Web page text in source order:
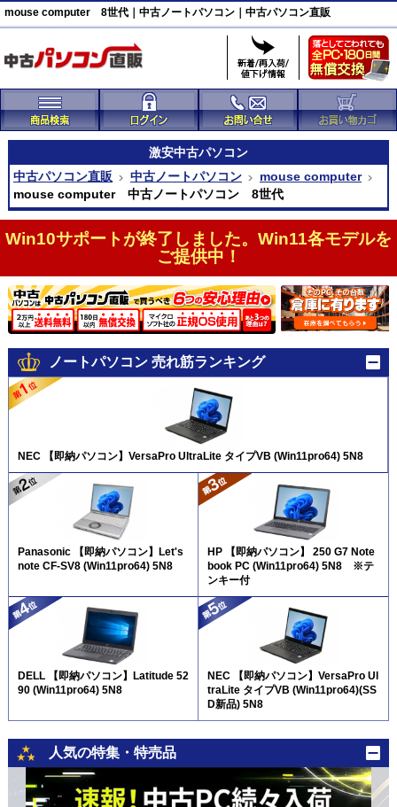
mouse computer 8世代｜中古ノートパソコン｜中古パソコン直販
激安中古パソコン
中古パソコン直販
中古ノートパソコン
mouse computer
mouse computer 中古ノートパソコン 8世代
Win10サポートが終了しました。Win11各モデルを
ご提供中！
ノートパソコン 売れ筋ランキング
NEC 【即納パソコン】VersaPro UltraLite タイプVB (Win11pro64) 5N8
Panasonic 【即納パソコン】Let's
note CF-SV8 (Win11pro64) 5N8
HP 【即納パソコン】 250 G7 Note
book PC (Win11pro64) 5N8 ※テ
ンキー付
DELL 【即納パソコン】Latitude 52
90 (Win11pro64) 5N8
NEC 【即納パソコン】VersaPro Ul
traLite タイプVB (Win11pro64)(SS
D新品) 5N8
人気の特集・特売品